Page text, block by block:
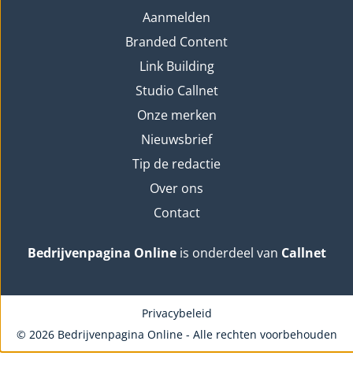
Aanmelden
Branded Content
Link Building
Studio Callnet
Onze merken
Nieuwsbrief
Tip de redactie
Over ons
Contact
Bedrijvenpagina Onlineis onderdeel van Callnet
© 2026 Bedrijvenpagina Online - Alle rechten voorbehouden
Privacybeleid